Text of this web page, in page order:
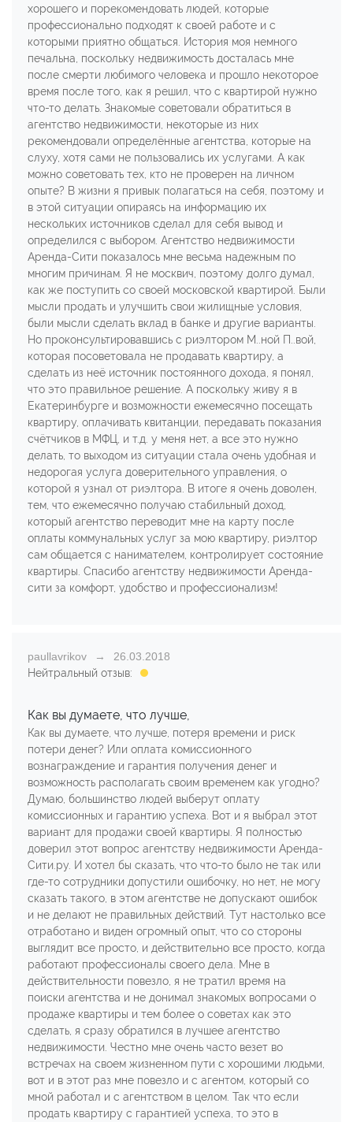
хорошего и порекомендовать людей, которые
профессионально подходят к своей работе и с
которыми приятно общаться. История моя немного
печальна, поскольку недвижимость досталась мне
после смерти любимого человека и прошло некоторое
время после того, как я решил, что с квартирой нужно
что-то делать. Знакомые советовали обратиться в
агентство недвижимости, некоторые из них
рекомендовали определённые агентства, которые на
слуху, хотя сами не пользовались их услугами. А как
можно советовать тех, кто не проверен на личном
опыте? В жизни я привык полагаться на себя, поэтому и
в этой ситуации опираясь на информацию их
нескольких источников сделал для себя вывод и
определился с выбором. Агентство недвижимости
Аренда-Сити показалось мне весьма надежным по
многим причинам. Я не москвич, поэтому долго думал,
как же поступить со своей московской квартирой. Были
мысли продать и улучшить свои жилищные условия,
были мысли сделать вклад в банке и другие варианты.
Но проконсультировавшись с риэлтором М..ной П..вой,
которая посоветовала не продавать квартиру, а
сделать из неё источник постоянного дохода, я понял,
что это правильное решение. А поскольку живу я в
Екатеринбурге и возможности ежемесячно посещать
квартиру, оплачивать квитанции, передавать показания
счётчиков в МФЦ, и т.д. у меня нет, а все это нужно
делать, то выходом из ситуации стала очень удобная и
недорогая услуга доверительного управления, о
которой я узнал от риэлтора. В итоге я очень доволен,
тем, что ежемесячно получаю стабильный доход,
который агентство переводит мне на карту после
оплаты коммунальных услуг за мою квартиру, риэлтор
сам общается с нанимателем, контролирует состояние
квартиры. Спасибо агентству недвижимости Аренда-
сити за комфорт, удобство и профессионализм!
paullavrikov
26.03.2018
Нейтральный отзыв:
Как вы думаете, что лучше,
Как вы думаете, что лучше, потеря времени и риск
потери денег? Или оплата комиссионного
вознаграждение и гарантия получения денег и
возможность располагать своим временем как угодно?
Думаю, большинство людей выберут оплату
комиссионных и гарантию успеха. Вот и я выбрал этот
вариант для продажи своей квартиры. Я полностью
доверил этот вопрос агентству недвижимости Аренда-
Сити.ру. И хотел бы сказать, что что-то было не так или
где-то сотрудники допустили ошибочку, но нет, не могу
сказать такого, в этом агентстве не допускают ошибок
и не делают не правильных действий. Тут настолько все
отработано и виден огромный опыт, что со стороны
выглядит все просто, и действительно все просто, когда
работают профессионалы своего дела. Мне в
действительности повезло, я не тратил время на
поиски агентства и не донимал знакомых вопросами о
продаже квартиры и тем более о советах как это
сделать, я сразу обратился в лучшее агентство
недвижимости. Честно мне очень часто везет во
встречах на своем жизненном пути с хорошими людьми,
вот и в этот раз мне повезло и с агентом, который со
мной работал и с агентством в целом. Так что если
продать квартиру с гарантией успеха, то это в